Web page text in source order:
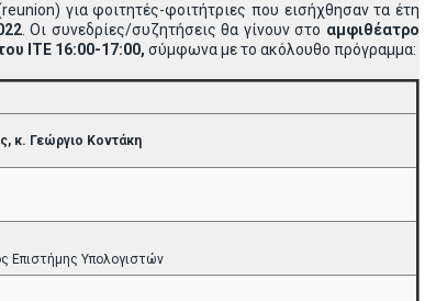
για φοιτητές-φοιτήτριες που εισήχθησαν τα έτη
. Οι συνεδρίες/συζητήσεις θα γίνουν στο αμφιθέατρο
ΙΤΕ 16:00-17:00, σύμφωνα με το ακόλουθο πρόγραμμα:
κ. Γεώργιο Κοντάκη
Επιστήμης Υπολογιστών